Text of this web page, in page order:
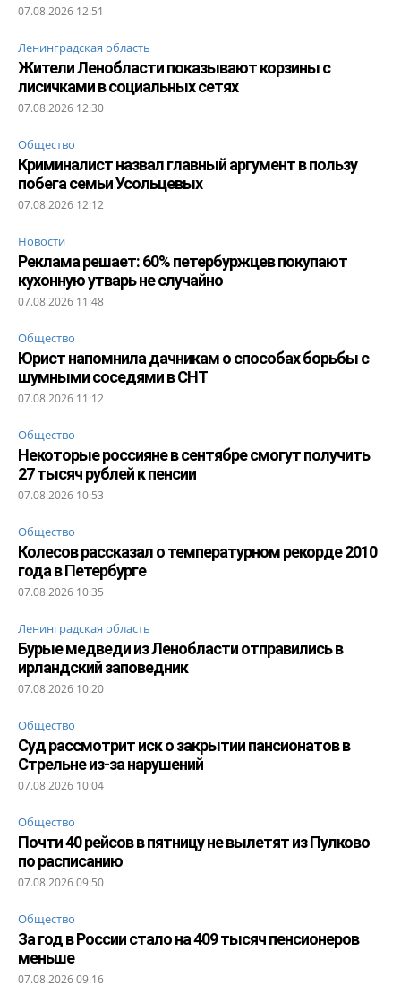
07.08.2026 12:51
Ленинградская область
Жители Ленобласти показывают корзины с
лисичками в социальных сетях
07.08.2026 12:30
Общество
Криминалист назвал главный аргумент в пользу
побега семьи Усольцевых
07.08.2026 12:12
Новости
Реклама решает: 60% петербуржцев покупают
кухонную утварь не случайно
07.08.2026 11:48
Общество
Юрист напомнила дачникам о способах борьбы с
шумными соседями в СНТ
07.08.2026 11:12
Общество
Некоторые россияне в сентябре смогут получить
27 тысяч рублей к пенсии
07.08.2026 10:53
Общество
Колесов рассказал о температурном рекорде 2010
года в Петербурге
07.08.2026 10:35
Ленинградская область
Бурые медведи из Ленобласти отправились в
ирландский заповедник
07.08.2026 10:20
Общество
Суд рассмотрит иск о закрытии пансионатов в
Стрельне из-за нарушений
07.08.2026 10:04
Общество
Почти 40 рейсов в пятницу не вылетят из Пулково
по расписанию
07.08.2026 09:50
Общество
За год в России стало на 409 тысяч пенсионеров
меньше
07.08.2026 09:16